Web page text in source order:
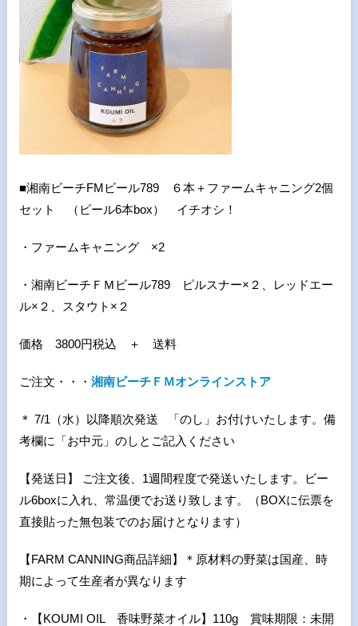
■湘南ビーチFMビール789６本＋ファームキャニング2個
セット （ビール6本box） イチオシ！
・ファームキャニング ×2
・湘南ビーチＦＭビール789ピルスナー×２、レッドエー
ル×２、スタウト×２
価格 3800円税込 ＋ 送料
ご注文・・・ 湘南ビーチＦＭオンラインストア
＊ 7/1（水）以降順次発送
「のし」お付けいたします。備
考欄に「お中元」のしとご記入ください
【発送日】 ご注文後、 1週間程度で発送いたします。ビー
ル6boxに入れ、常温便でお送り致します。（BOXに伝票を
直接貼った無包装でのお届けとなります）
【FARM CANNING商品詳細】＊原材料の野菜は国産、時
期によって生産者が異なります
・【KOUMI OIL香味野菜オイル】 110g賞味期限：未開